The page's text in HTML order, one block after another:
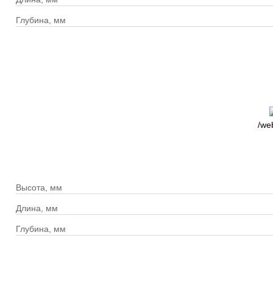
Глубина, мм
/
Высота, мм
Длина, мм
Глубина, мм